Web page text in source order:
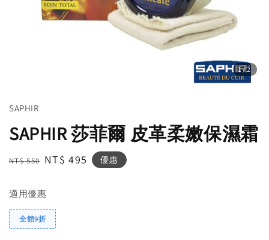
1/2
SAPHIR
SAPHIR 莎菲爾 皮革柔嫩保濕霜
Regular
NT$ 550 Sale
NT$ 495 優惠
適用優惠
全館9折